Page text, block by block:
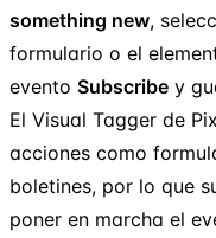
something new,
formulario o el
evento Subscribe y
El Visual Tagger de
acciones como
boletines, por lo que
poner en marcha el